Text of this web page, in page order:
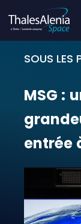
SOUS LES
MSG :
MSG :
entrée